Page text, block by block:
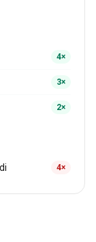
4×
3×
2×
4×